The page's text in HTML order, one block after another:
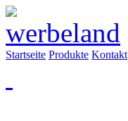
Startseite Produkte Kontakt